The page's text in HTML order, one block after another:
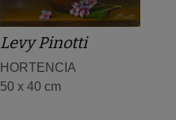
Levy Pinotti
HORTENCIA
50 x 40 cm